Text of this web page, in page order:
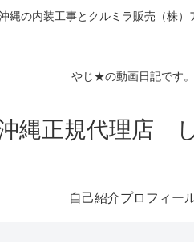
縄の内装工事とクルミラ販売（株）
チャ
ス
やじ★の動画日記です。
縄正規代理店
自己紹介プロフィー